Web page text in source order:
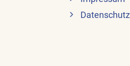
Datenschutz